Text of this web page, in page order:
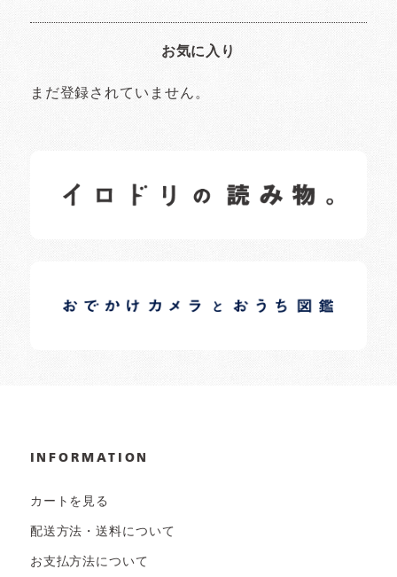
お気に入り
まだ登録されていません。
日常の様子など随時更新中です。
日常の様子など随時更新中です。
INFORMATION
カートを見る
配送方法・送料について
お支払方法について